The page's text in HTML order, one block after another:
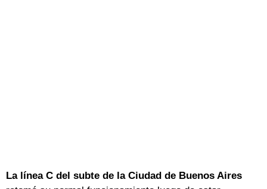
La línea C del subte de la Ciudad de Buenos Aires